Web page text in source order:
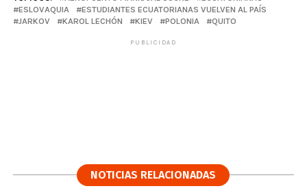
ESLOVAQUIA
ESTUDIANTES ECUATORIANAS VUELVEN AL PAÍS
JARKOV
KAROL LECHÓN KIEV POLONIA QUITO
PUBLICIDAD
NOTICIAS RELACIONADAS